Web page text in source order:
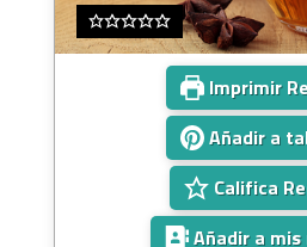
Imprimir
Añadir a
Califica
Añadir a